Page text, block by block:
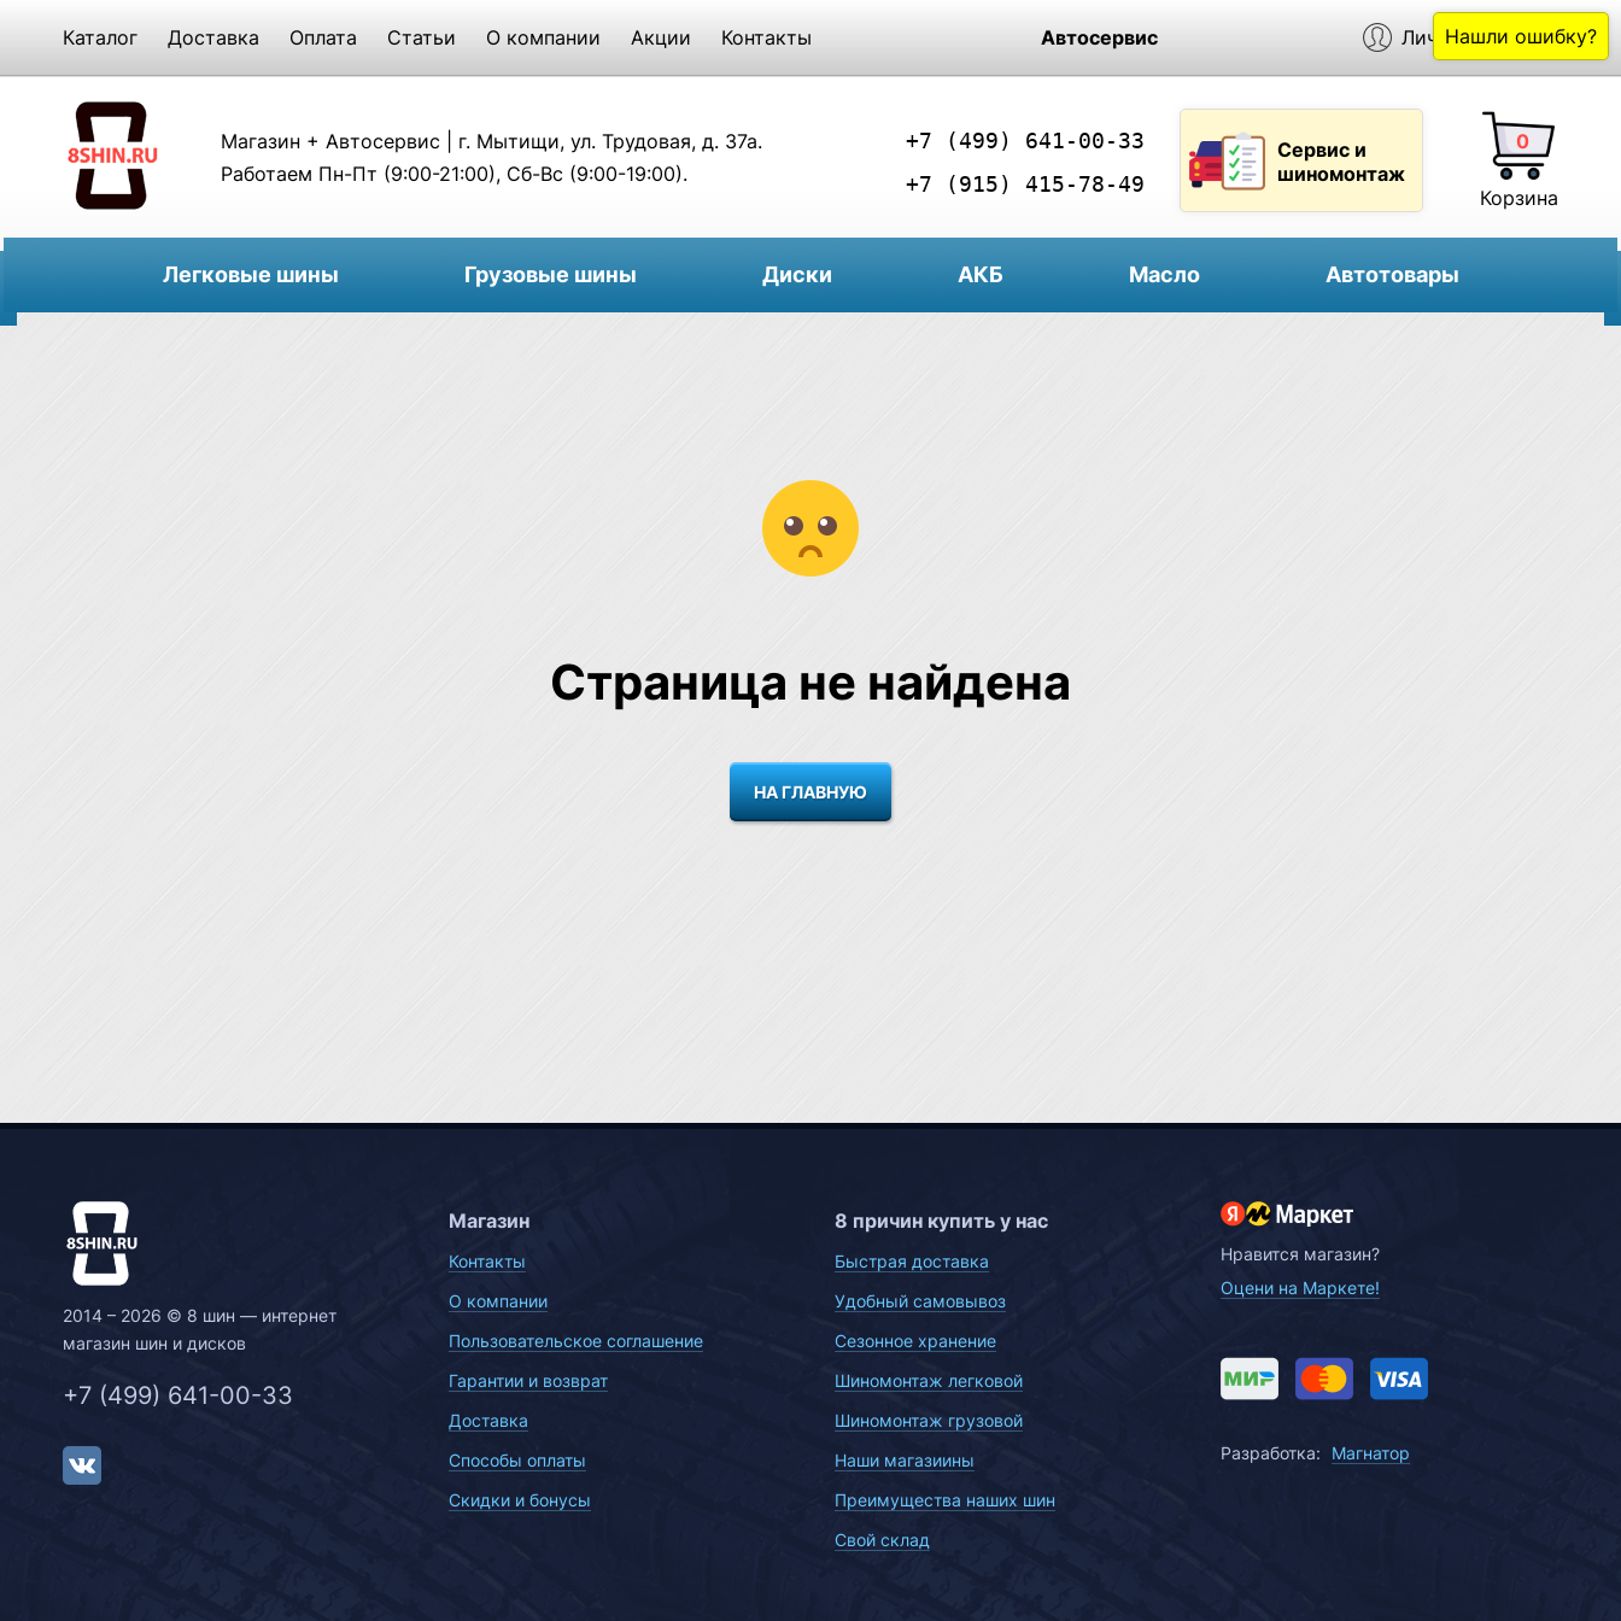
Каталог Доставка Оплата Статьи О компании Акции Контакты Автосервис Личный кабинет
Магазин + Автосервис | г. Мытищи, ул. Трудовая, д. 37а.
Работаем Пн-Пт (9:00-21:00), Сб-Вс (9:00-19:00).
+7 (499) 641-00-33
+7 (915) 415-78-49
Сервис и
шиномонтаж
0
Корзина
Легковые шины Грузовые шины Диски АКБ Масло Автотовары
Страница не найдена
НА ГЛАВНУЮ
2014 – 2026 © 8 шин — интернет
магазин шин и дисков
+7 (499) 641-00-33
Магазин
Контакты
О компании
Пользовательское соглашение
Гарантии и возврат
Доставка
Способы оплаты
Скидки и бонусы
8 причин купить у нас
Быстрая доставка
Удобный самовывоз
Сезонное хранение
Шиномонтаж легковой
Шиномонтаж грузовой
Наши магазиины
Преимущества наших шин
Свой склад
Нравится магазин?
Оцени на Маркете!
Разработка: Магнатор
Нашли ошибку?